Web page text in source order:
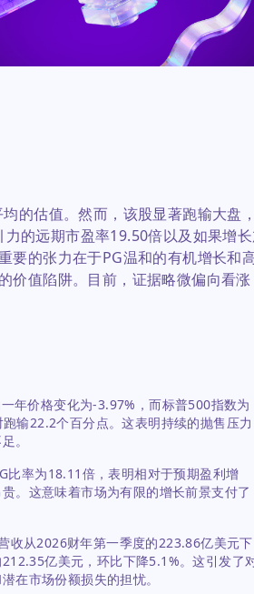
的估值。然而，该股显著跑输大盘
的远期市盈率19.50倍以及如果增
要的张力在于PG温和的有机增长和
值陷阱。目前，证据略微偏向看涨
一年价格变化为-3.97%，而标普500指数为
输22.2个百分点。这表明持续的抛售压力
。
比率为18.11倍，表明相对于预期盈利增
。这意味着市场为有限的增长前景支付了
收从2026财年第一季度的223.86亿美元下
亿美元，环比下降5.1%。这引发了
在市场份额损失的担忧。